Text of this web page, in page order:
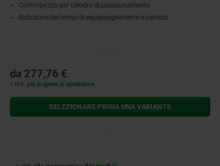
Contropezzo per cilindro di posizionamento
Riduzione dei tempi di equipaggiamento e cambio
da 277,76 €
+ IVA più le spese di spedizione
SELEZIONARE PRIMA UNA VARIANTE